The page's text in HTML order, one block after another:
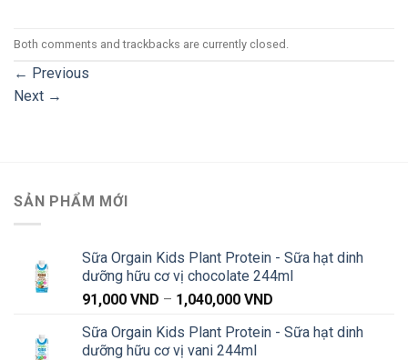
Both comments and trackbacks are currently closed.
← Previous
Next →
SẢN PHẨM MỚI
Sữa Orgain Kids Plant Protein - Sữa hạt dinh
dưỡng hữu cơ vị chocolate 244ml
91,000 VND – 1,040,000 VND
từ
Sữa Orgain Kids Plant Protein - Sữa hạt dinh
dưỡng hữu cơ vị vani 244ml